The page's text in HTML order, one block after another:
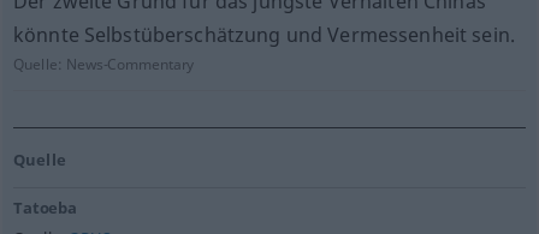
könnte Selbstüberschätzung und Vermessenheit sein.
Quelle: News-Commentary
Quelle
Tatoeba